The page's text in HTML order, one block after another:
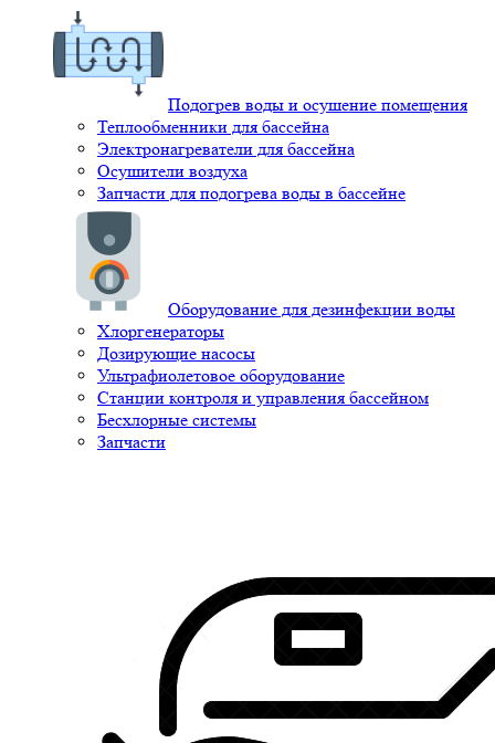
Подогрев воды и осушение помещения
Теплообменники для бассейна
Электронагреватели для бассейна
Осушители воздуха
Запчасти для подогрева воды в бассейне
Оборудование для дезинфекции воды
Хлоргенераторы
Дозирующие насосы
Ультрафиолетовое оборудование
Станции контроля и управления бассейном
Бесхлорные системы
Запчасти